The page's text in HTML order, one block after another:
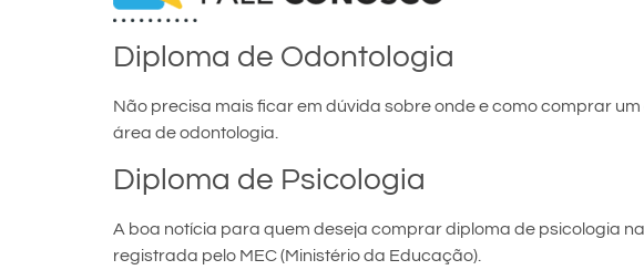
Diploma de Odontologia
Não precisa mais ficar em dúvida sobre onde e como comprar
área de odontologia.
Diploma de Psicologia
A boa notícia para quem deseja comprar diploma de psicologia
registrada pelo MEC (Ministério da Educação).